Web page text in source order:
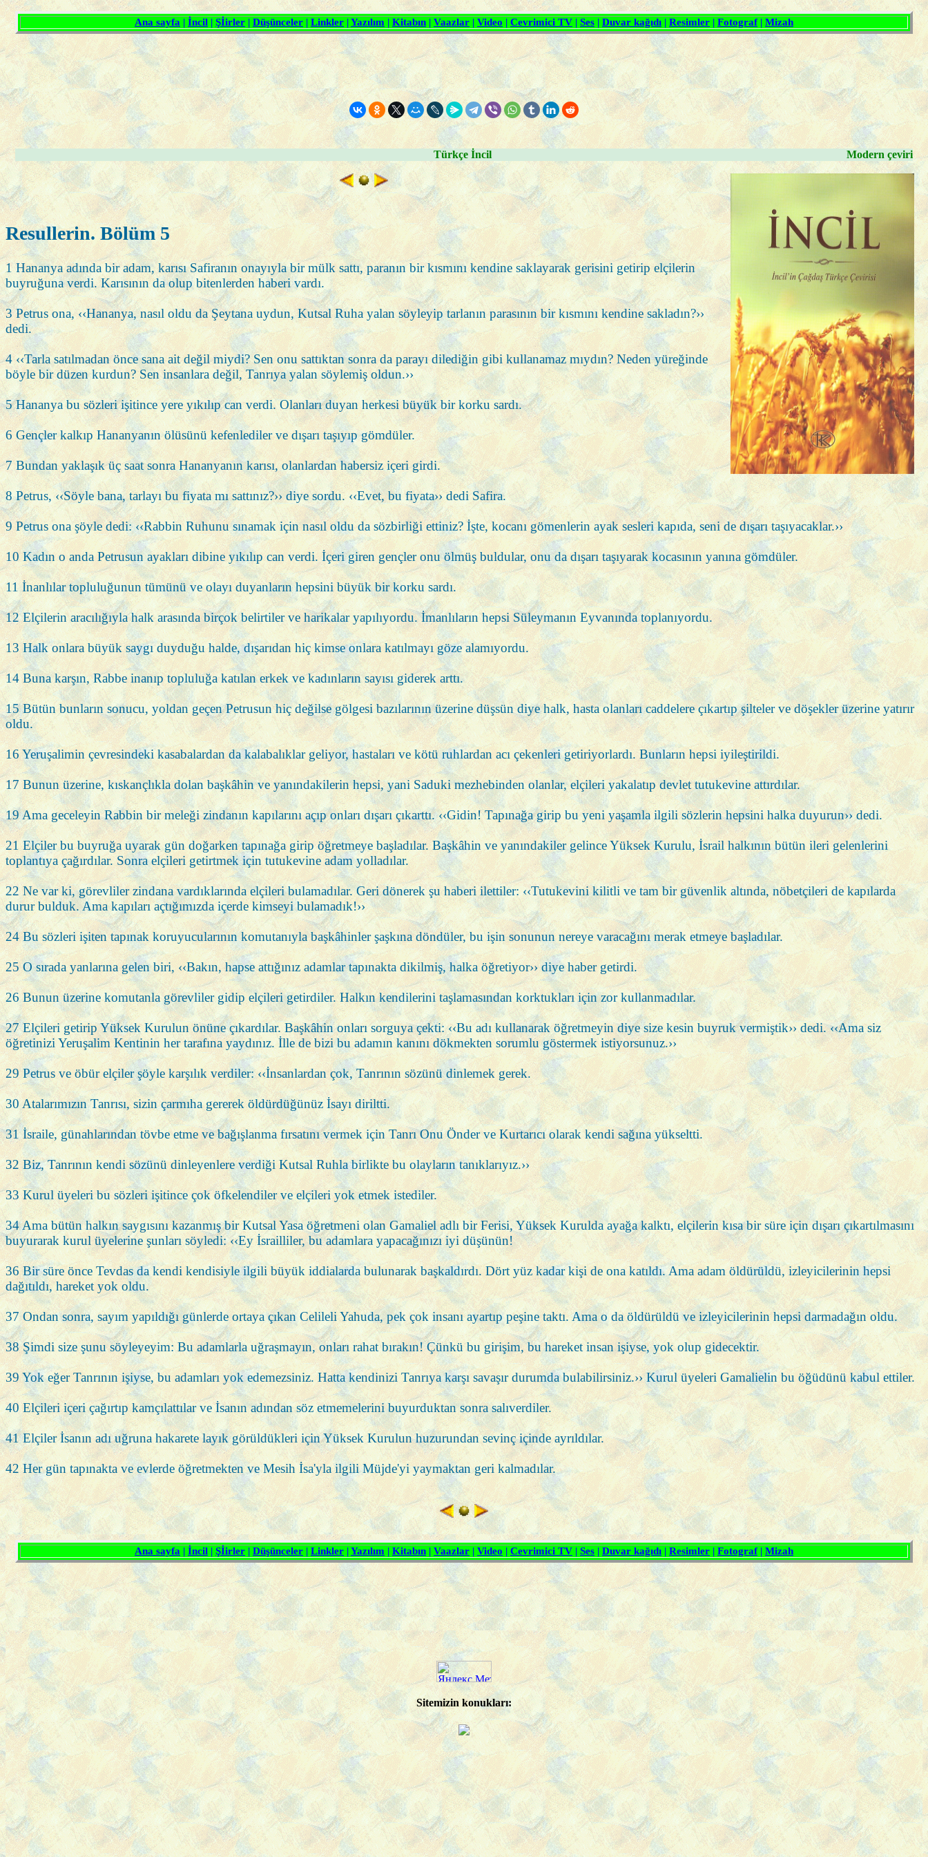
Türkçe İncil Modern çeviri
Resullerin. Bölüm 5
1 Hananya adında bir adam, karısı Safiranın onayıyla bir mülk sattı, paranın bir kısmını kendine saklayarak gerisini getirip elçilerin
buyruğuna verdi. Karısının da olup bitenlerden haberi vardı.
3 Petrus ona, ‹‹Hananya, nasıl oldu da Şeytana uydun, Kutsal Ruha yalan söyleyip tarlanın parasının bir kısmını kendine sakladın?››
dedi.
4 ‹‹Tarla satılmadan önce sana ait değil miydi? Sen onu sattıktan sonra da parayı dilediğin gibi kullanamaz mıydın? Neden yüreğinde
böyle bir düzen kurdun? Sen insanlara değil, Tanrıya yalan söylemiş oldun.››
5 Hananya bu sözleri işitince yere yıkılıp can verdi. Olanları duyan herkesi büyük bir korku sardı.
6 Gençler kalkıp Hananyanın ölüsünü kefenlediler ve dışarı taşıyıp gömdüler.
7 Bundan yaklaşık üç saat sonra Hananyanın karısı, olanlardan habersiz içeri girdi.
8 Petrus, ‹‹Söyle bana, tarlayı bu fiyata mı sattınız?›› diye sordu. ‹‹Evet, bu fiyata›› dedi Safira.
9 Petrus ona şöyle dedi: ‹‹Rabbin Ruhunu sınamak için nasıl oldu da sözbirliği ettiniz? İşte, kocanı gömenlerin ayak sesleri kapıda, seni de dışarı taşıyacaklar.››
10 Kadın o anda Petrusun ayakları dibine yıkılıp can verdi. İçeri giren gençler onu ölmüş buldular, onu da dışarı taşıyarak kocasının yanına gömdüler.
11 İnanlılar topluluğunun tümünü ve olayı duyanların hepsini büyük bir korku sardı.
12 Elçilerin aracılığıyla halk arasında birçok belirtiler ve harikalar yapılıyordu. İmanlıların hepsi Süleymanın Eyvanında toplanıyordu.
13 Halk onlara büyük saygı duyduğu halde, dışarıdan hiç kimse onlara katılmayı göze alamıyordu.
14 Buna karşın, Rabbe inanıp topluluğa katılan erkek ve kadınların sayısı giderek arttı.
15 Bütün bunların sonucu, yoldan geçen Petrusun hiç değilse gölgesi bazılarının üzerine düşsün diye halk, hasta olanları caddelere çıkartıp şilteler ve döşekler üzerine yatırır
oldu.
16 Yeruşalimin çevresindeki kasabalardan da kalabalıklar geliyor, hastaları ve kötü ruhlardan acı çekenleri getiriyorlardı. Bunların hepsi iyileştirildi.
17 Bunun üzerine, kıskançlıkla dolan başkâhin ve yanındakilerin hepsi, yani Saduki mezhebinden olanlar, elçileri yakalatıp devlet tutukevine attırdılar.
19 Ama geceleyin Rabbin bir meleği zindanın kapılarını açıp onları dışarı çıkarttı. ‹‹Gidin! Tapınağa girip bu yeni yaşamla ilgili sözlerin hepsini halka duyurun›› dedi.
21 Elçiler bu buyruğa uyarak gün doğarken tapınağa girip öğretmeye başladılar. Başkâhin ve yanındakiler gelince Yüksek Kurulu, İsrail halkının bütün ileri gelenlerini
toplantıya çağırdılar. Sonra elçileri getirtmek için tutukevine adam yolladılar.
22 Ne var ki, görevliler zindana vardıklarında elçileri bulamadılar. Geri dönerek şu haberi ilettiler: ‹‹Tutukevini kilitli ve tam bir güvenlik altında, nöbetçileri de kapılarda
durur bulduk. Ama kapıları açtığımızda içerde kimseyi bulamadık!››
24 Bu sözleri işiten tapınak koruyucularının komutanıyla başkâhinler şaşkına döndüler, bu işin sonunun nereye varacağını merak etmeye başladılar.
25 O sırada yanlarına gelen biri, ‹‹Bakın, hapse attığınız adamlar tapınakta dikilmiş, halka öğretiyor›› diye haber getirdi.
26 Bunun üzerine komutanla görevliler gidip elçileri getirdiler. Halkın kendilerini taşlamasından korktukları için zor kullanmadılar.
27 Elçileri getirip Yüksek Kurulun önüne çıkardılar. Başkâhin onları sorguya çekti: ‹‹Bu adı kullanarak öğretmeyin diye size kesin buyruk vermiştik›› dedi. ‹‹Ama siz
öğretinizi Yeruşalim Kentinin her tarafına yaydınız. İlle de bizi bu adamın kanını dökmekten sorumlu göstermek istiyorsunuz.››
29 Petrus ve öbür elçiler şöyle karşılık verdiler: ‹‹İnsanlardan çok, Tanrının sözünü dinlemek gerek.
30 Atalarımızın Tanrısı, sizin çarmıha gererek öldürdüğünüz İsayı diriltti.
31 İsraile, günahlarından tövbe etme ve bağışlanma fırsatını vermek için Tanrı Onu Önder ve Kurtarıcı olarak kendi sağına yükseltti.
32 Biz, Tanrının kendi sözünü dinleyenlere verdiği Kutsal Ruhla birlikte bu olayların tanıklarıyız.››
33 Kurul üyeleri bu sözleri işitince çok öfkelendiler ve elçileri yok etmek istediler.
34 Ama bütün halkın saygısını kazanmış bir Kutsal Yasa öğretmeni olan Gamaliel adlı bir Ferisi, Yüksek Kurulda ayağa kalktı, elçilerin kısa bir süre için dışarı çıkartılmasını
buyurarak kurul üyelerine şunları söyledi: ‹‹Ey İsrailliler, bu adamlara yapacağınızı iyi düşünün!
36 Bir süre önce Tevdas da kendi kendisiyle ilgili büyük iddialarda bulunarak başkaldırdı. Dört yüz kadar kişi de ona katıldı. Ama adam öldürüldü, izleyicilerinin hepsi
dağıtıldı, hareket yok oldu.
37 Ondan sonra, sayım yapıldığı günlerde ortaya çıkan Celileli Yahuda, pek çok insanı ayartıp peşine taktı. Ama o da öldürüldü ve izleyicilerinin hepsi darmadağın oldu.
38 Şimdi size şunu söyleyeyim: Bu adamlarla uğraşmayın, onları rahat bırakın! Çünkü bu girişim, bu hareket insan işiyse, yok olup gidecektir.
39 Yok eğer Tanrının işiyse, bu adamları yok edemezsiniz. Hatta kendinizi Tanrıya karşı savaşır durumda bulabilirsiniz.›› Kurul üyeleri Gamalielin bu öğüdünü kabul ettiler.
40 Elçileri içeri çağırtıp kamçılattılar ve İsanın adından söz etmemelerini buyurduktan sonra salıverdiler.
41 Elçiler İsanın adı uğruna hakarete layık görüldükleri için Yüksek Kurulun huzurundan sevinç içinde ayrıldılar.
42 Her gün tapınakta ve evlerde öğretmekten ve Mesih İsa'yla ilgili Müjde'yi yaymaktan geri kalmadılar.